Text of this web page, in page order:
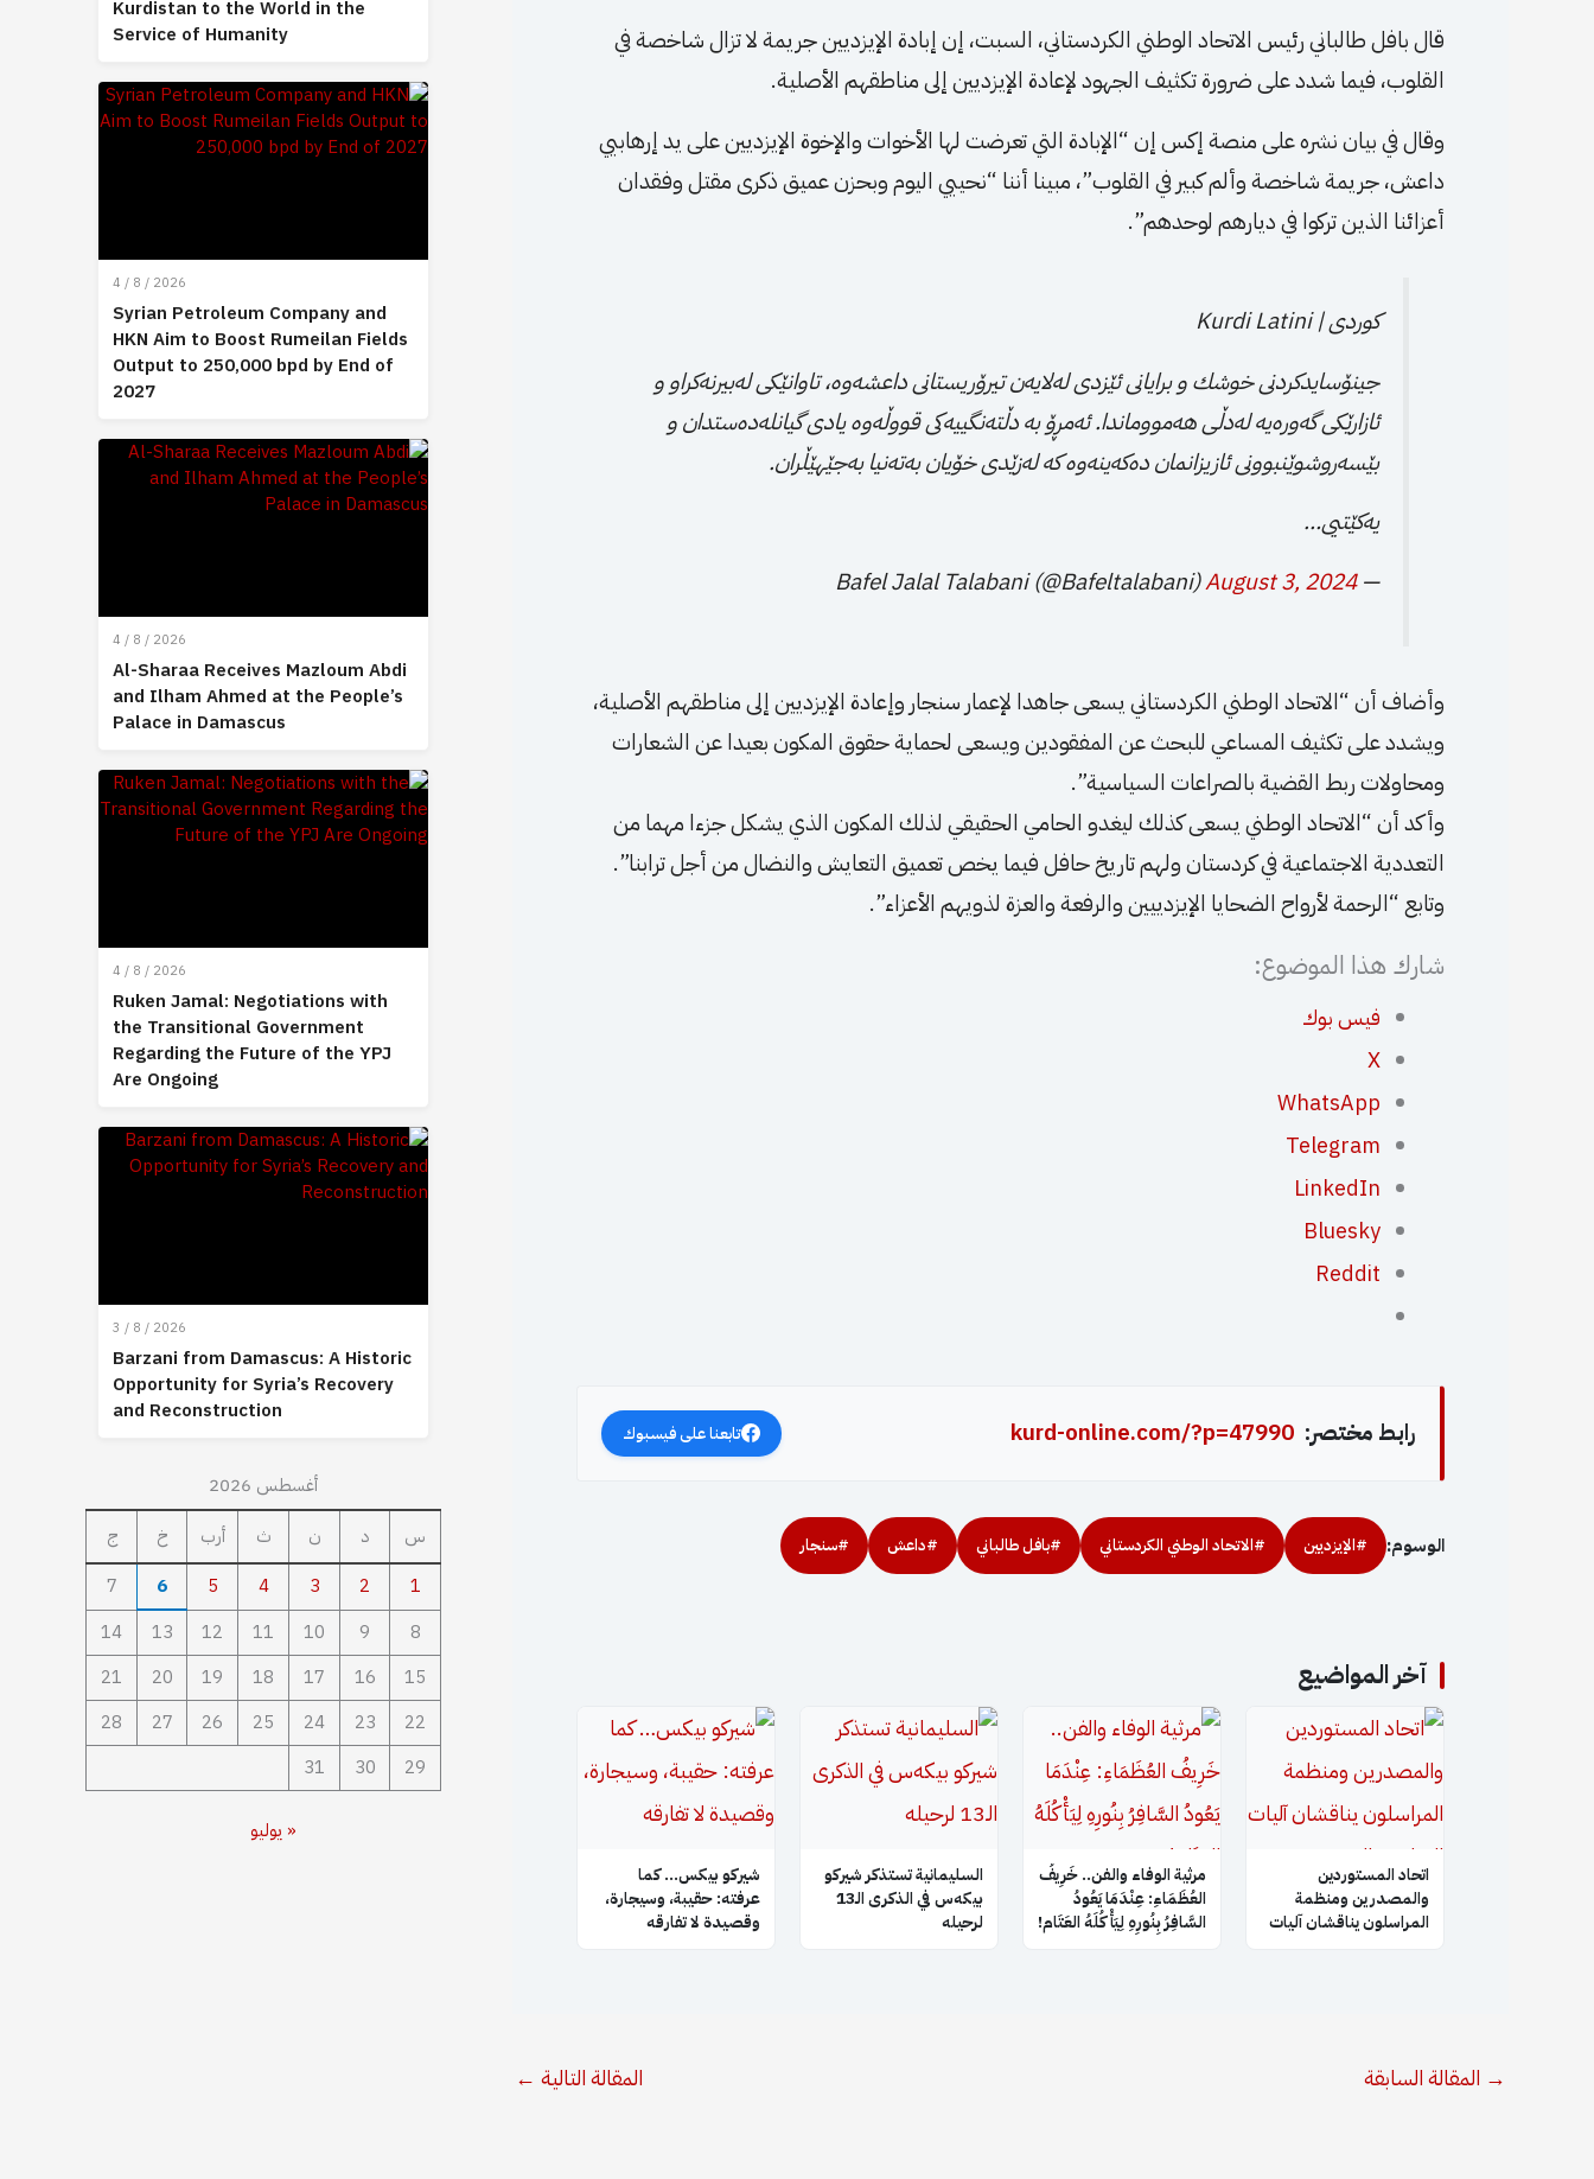
قال بافل طالباني رئيس الاتحاد الوطني الكردستاني، السبت، إن إبادة الإيزديين جريمة لا تزال شاخصة في
القلوب، فيما شدد على ضرورة تكثيف الجهود لإعادة الإيزديين إلى مناطقهم الأصلية.
وقال في بيان نشره على منصة إكس إن “الإبادة التي تعرضت لها الأخوات والإخوة الإيزديين على يد إرهابيي
داعش، جريمة شاخصة وألم كبير في القلوب”، مبينا أننا “نحييي اليوم وبحزن عميق ذكرى مقتل وفقدان
أعزائنا الذين تركوا في ديارهم لوحدهم”.
کوردی | Kurdi Latini
جینۆسایدكردنی خوشك و برایانی ئێزدی لەلایەن تیرۆریستانی داعشەوە، تاوانێكی لەبیرنەكراو و
ئازارێكی گەورەیە لەدڵی هەمووماندا. ئەمڕۆ بە دڵتەنگییەكی قووڵەوە یادی گیانلەدەستدان و
بێسەروشوێنبوونی ئازیزانمان دەكەینەوە كە لەزێدی خۆیان بەتەنیا بەجێهێڵران.
یەكێتیی…
— Bafel Jalal Talabani (@Bafeltalabani)
August 3, 2024
وأضاف أن “الاتحاد الوطني الكردستاني يسعى جاهدا لإعمار سنجار وإعادة الإيزديين إلى مناطقهم الأصلية،
ويشدد على تكثيف المساعي للبحث عن المفقودين ويسعى لحماية حقوق المكون بعيدا عن الشعارات
ومحاولات ربط القضية بالصراعات السياسية”.
وأكد أن “الاتحاد الوطني يسعى كذلك ليغدو الحامي الحقيقي لذلك المكون الذي يشكل جزءا مهما من
التعددية الاجتماعية في كردستان ولهم تاريخ حافل فيما يخص تعميق التعايش والنضال من أجل ترابنا”.
وتابع “الرحمة لأرواح الضحايا الإيزدييين والرفعة والعزة لذويهم الأعزاء”.
شارك هذا الموضوع:
فيس بوك
X
WhatsApp
Telegram
LinkedIn
Bluesky
Reddit
رابط مختصر: kurd-online.com/?p=47990 تابعنا على فيسبوك
الوسوم: #الإيزديين #الاتحاد الوطني الكردستاني #بافل طالباني #داعش #سنجار
آخر المواضيع
اتحاد المستوردين
والمصدرين ومنظمة
المراسلون يناقشان آليات
​مرثية الوفاء والفن.. خَرِيفُ
العُظَمَاءِ: عِنْدَمَا يَعُودُ
السَّافِرُ بِنُورِهِ لِيَأْكُلَهُ العَتَام!
السليمانية تستذكر شيركو
بيكه‌س في الذكرى الـ13
لرحيله
شيركو بيكس… كما
عرفته: حقيبة، وسيجارة،
وقصيدة لا تفارقه
→ المقالة السابقة المقالة التالية ←
Kurdistan to the World in the
Service of Humanity
4 / 8 / 2026
Syrian Petroleum Company and
HKN Aim to Boost Rumeilan Fields
Output to 250,000 bpd by End of
2027
4 / 8 / 2026
Al-Sharaa Receives Mazloum Abdi
and Ilham Ahmed at the People’s
Palace in Damascus
4 / 8 / 2026
Ruken Jamal: Negotiations with
the Transitional Government
Regarding the Future of the YPJ
Are Ongoing
3 / 8 / 2026
Barzani from Damascus: A Historic
Opportunity for Syria’s Recovery
and Reconstruction
أغسطس 2026
س
د ن ث أرب خ
ج
1
2
3
4
5
6
7
8
9
10
11
12
13
14
15
16
17
18
19
20
21
22
23
24
25
26
27
28
29
30
31
« يوليو